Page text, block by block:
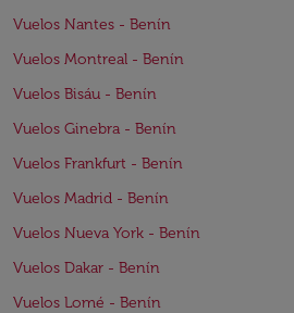
Vuelos Nantes - Benín
Vuelos Montreal - Benín
Vuelos Bisáu - Benín
Vuelos Ginebra - Benín
Vuelos Frankfurt - Benín
Vuelos Madrid - Benín
Vuelos Nueva York - Benín
Vuelos Dakar - Benín
Vuelos Lomé - Benín